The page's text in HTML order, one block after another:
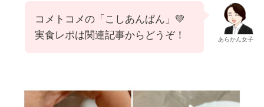
あらかん女子
コメトコメの「こしあんぱん」💚
実食レポは関連記事からどうぞ！